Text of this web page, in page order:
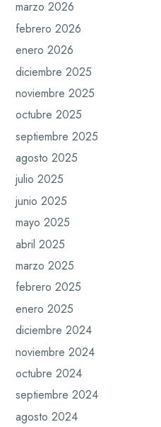
marzo 2026
febrero 2026
enero 2026
diciembre 2025
noviembre 2025
octubre 2025
septiembre 2025
agosto 2025
julio 2025
junio 2025
mayo 2025
abril 2025
marzo 2025
febrero 2025
enero 2025
diciembre 2024
noviembre 2024
octubre 2024
septiembre 2024
agosto 2024